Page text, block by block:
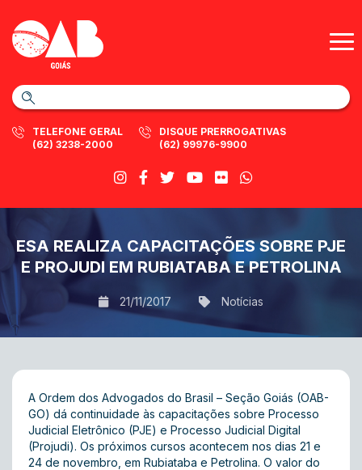
TELEFONE GERAL
(62) 3238-2000
DISQUE PRERROGATIVAS
(62) 99976-9900
ESA REALIZA CAPACITAÇÕES SOBRE PJE
E PROJUDI EM RUBIATABA E PETROLINA
21/11/2017 Notícias
A Ordem dos Advogados do Brasil – Seção Goiás (OAB-
GO) dá continuidade às capacitações sobre Processo
Judicial Eletrônico (PJE) e Processo Judicial Digital
(Projudi). Os próximos cursos acontecem nos dias 21 e
24 de novembro, em Rubiataba e Petrolina. O valor do